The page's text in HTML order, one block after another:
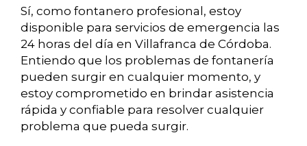
Sí, como fontanero profesional, estoy
disponible para servicios de emergencia las
24 horas del día en Villafranca de Córdoba.
Entiendo que los problemas de fontanería
pueden surgir en cualquier momento, y
estoy comprometido en brindar asistencia
rápida y confiable para resolver cualquier
problema que pueda surgir.